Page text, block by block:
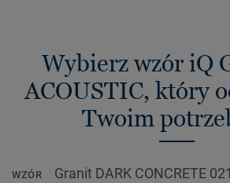
Wybierz wzór iQ
ACOUSTIC, który
Twoim
WZÓR Granit DARK CONCRETE